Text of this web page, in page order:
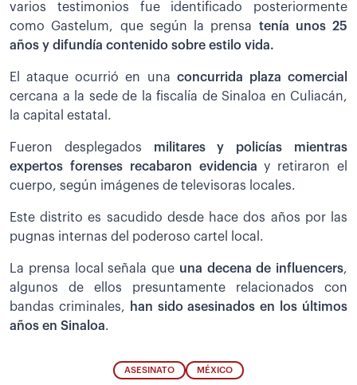
varios testimonios fue identificado posteriormente
como Gastelum, que según la prensa tenía unos 25
años y difundía contenido sobre estilo vida.
El ataque ocurrió en una concurrida plaza comercial
cercana a la sede de la fiscalía de Sinaloa en Culiacán,
la capital estatal.
Fueron desplegados militares y policías mientras
expertos forenses recabaron evidencia y retiraron el
cuerpo, según imágenes de televisoras locales.
Este distrito es sacudido desde hace dos años por las
pugnas internas del poderoso cartel local.
La prensa local señala que una decena de influencers,
algunos de ellos presuntamente relacionados con
bandas criminales,
han sido asesinados en los últimos
años en Sinaloa.
ASESINATO MÉXICO